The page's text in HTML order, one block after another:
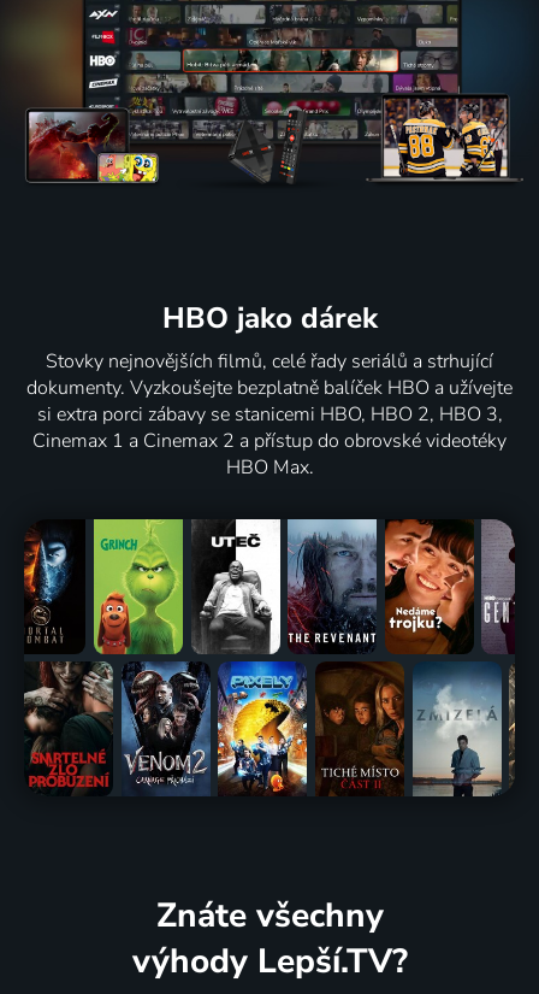
HBO jako dárek
Stovky nejnovějších filmů, celé řady seriálů a strhující
dokumenty. Vyzkoušejte bezplatně balíček HBO a užívejte
si extra porci zábavy se stanicemi HBO, HBO 2, HBO 3,
Cinemax 1 a Cinemax 2 a přístup do obrovské videotéky
HBO Max.
Znáte všechny
výhody Lepší.TV?